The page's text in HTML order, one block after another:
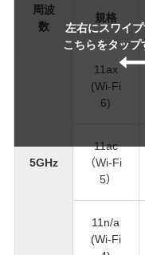
左右にスワイプ
こちらをタップ
周波
数
規格
5GHz
11ax
(Wi-Fi
6)
11ac
（Wi-Fi
5）
11n/a
(Wi-Fi